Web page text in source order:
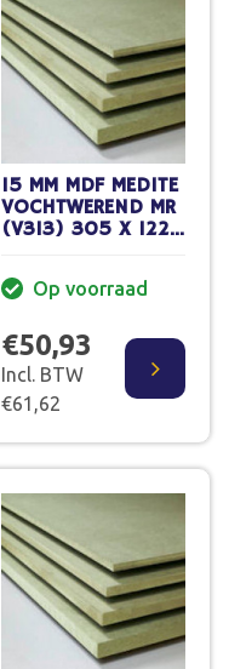
15 MM MDF MEDITE
VOCHTWEREND MR
(V313) 305 X 122
Op voorraad
€50,93
Incl. BTW
€61,62